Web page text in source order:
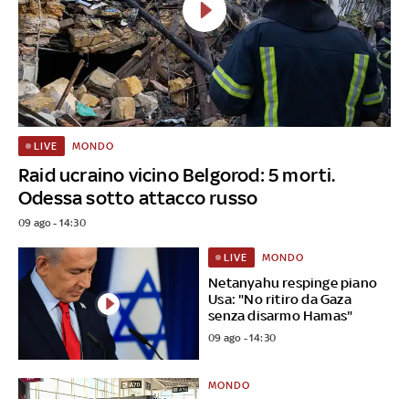
Raid ucraino vicino Belgorod: 5 morti.
Odessa sotto attacco russo
LIVE MONDO
09 ago - 14:30
Netanyahu respinge piano
Usa: "No ritiro da Gaza
senza disarmo Hamas"
LIVE MONDO
09 ago - 14:30
MONDO